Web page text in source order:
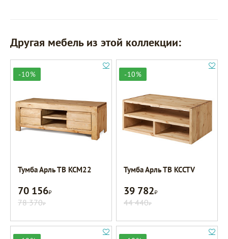
Другая мебель из этой коллекции:
-10%
Тумба Арль ТВ KCM22
70 156Р
78 370Р
-10%
Тумба Арль ТВ KCCTV
39 782Р
44 440Р